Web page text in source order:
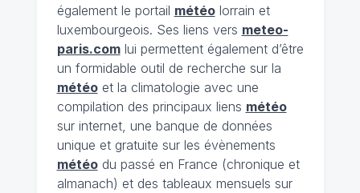
également le portail météolorrain et
luxembourgeois. Ses liens vers meteo-
paris.comlui permettent également d’être
un formidable outil de recherche sur la
météoet la climatologie avec une
compilation des principaux liens météo
sur internet, une banque de données
unique et gratuite sur les évènements
météodu passé en France (chronique et
almanach) et des tableaux mensuels sur